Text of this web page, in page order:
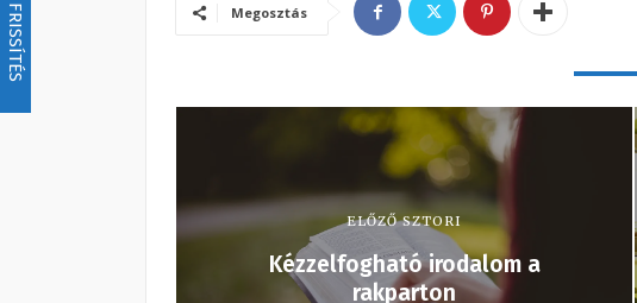
FRISSÍTÉS Megosztás
ELŐZŐ SZTORI
Kézzelfogható irodalom a
rakparton